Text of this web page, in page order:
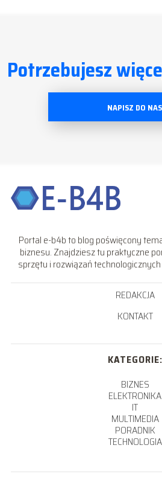
Potrzebujesz
NAPISZ DO NAS
Portal e-b4b to blog poświęcony
biznesu. Znajdziesz tu praktyczne
sprzętu i rozwiązań
REDAKCJA
KONTAKT
KATEGORIE:
BIZNES
ELEKTRONIKA
IT
MULTIMEDIA
PORADNIK
TECHNOLOGIA